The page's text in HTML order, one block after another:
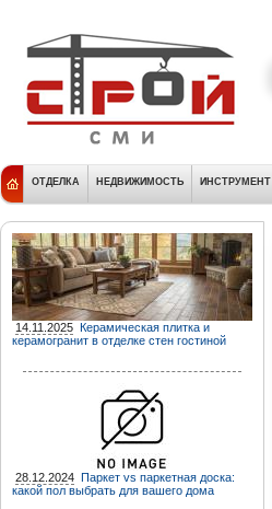
ОТДЕЛКА НЕДВИЖИМОСТЬ ИНСТРУМЕНТ
14.11.2025 Керамическая плитка и
керамогранит в отделке стен гостиной
28.12.2024 Паркет vs паркетная доска:
какой пол выбрать для вашего дома